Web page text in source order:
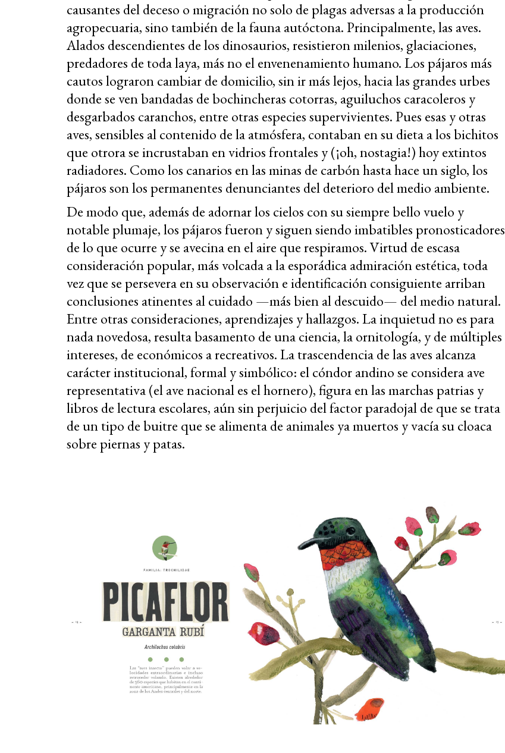
causantes del deceso o migración no solo de plagas adversas a la producción
agropecuaria, sino también de la fauna autóctona. Principalmente, las aves.
Alados descendientes de los dinosaurios, resistieron milenios, glaciaciones,
predadores de toda laya, más no el envenenamiento humano. Los pájaros más
cautos lograron cambiar de domicilio, sin ir más lejos, hacia las grandes urbes
donde se ven bandadas de bochincheras cotorras, aguiluchos caracoleros y
desgarbados caranchos, entre otras especies supervivientes. Pues esas y otras
aves, sensibles al contenido de la atmósfera, contaban en su dieta a los bichitos
que otrora se incrustaban en vidrios frontales y (¡oh, nostagia!) hoy extintos
radiadores. Como los canarios en las minas de carbón hasta hace un siglo, los
pájaros son los permanentes denunciantes del deterioro del medio ambiente.
De modo que, además de adornar los cielos con su siempre bello vuelo y
notable plumaje, los pájaros fueron y siguen siendo imbatibles pronosticadores
de lo que ocurre y se avecina en el aire que respiramos. Virtud de escasa
consideración popular, más volcada a la esporádica admiración estética, toda
vez que se persevera en su observación e identificación consiguiente arriban
conclusiones atinentes al cuidado —más bien al descuido— del medio natural.
Entre otras consideraciones, aprendizajes y hallazgos. La inquietud no es para
nada novedosa, resulta basamento de una ciencia, la ornitología, y de múltiples
intereses, de económicos a recreativos. La trascendencia de las aves alcanza
carácter institucional, formal y simbólico: el cóndor andino se considera ave
representativa (el ave nacional es el hornero), figura en las marchas patrias y
libros de lectura escolares, aún sin perjuicio del factor paradojal de que se trata
de un tipo de buitre que se alimenta de animales ya muertos y vacía su cloaca
sobre piernas y patas.